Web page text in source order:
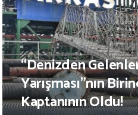
“Denizden
Yarışması”nın
Kaptanının Oldu!